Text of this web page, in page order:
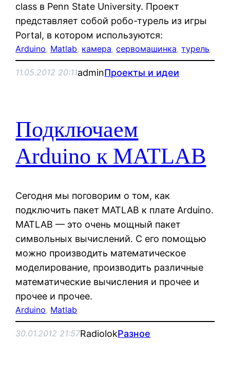
class в Penn State University. Проект
представляет собой робо-турель из игры
Portal, в котором используются:
Arduino, Matlab, камера, сервомашинка, турель
11.05.2012 20:11adminПроекты и идеи
Подключаем
Arduino к MATLAB
Сегодня мы поговорим о том, как
подключить пакет MATLAB к плате Arduino.
MATLAB — это очень мощный пакет
символьных вычислений. С его помощью
можно производить математическое
моделирование, производить различные
математические вычисления и прочее и
прочее и прочее.
Arduino, Matlab
30.01.2012 21:57RadiolokРазное